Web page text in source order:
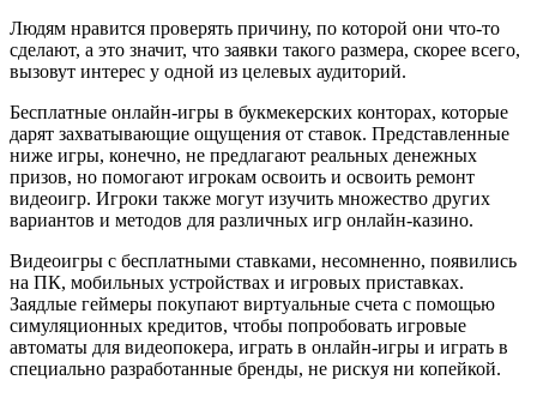
Людям нравится проверять причину, по которой они что-то
сделают, а это значит, что заявки такого размера, скорее всего,
вызовут интерес у одной из целевых аудиторий.
Бесплатные онлайн-игры в букмекерских конторах, которые
дарят захватывающие ощущения от ставок. Представленные
ниже игры, конечно, не предлагают реальных денежных
призов, но помогают игрокам освоить и освоить ремонт
видеоигр. Игроки также могут изучить множество других
вариантов и методов для различных игр онлайн-казино.
Видеоигры с бесплатными ставками, несомненно, появились
на ПК, мобильных устройствах и игровых приставках.
Заядлые геймеры покупают виртуальные счета с помощью
симуляционных кредитов, чтобы попробовать игровые
автоматы для видеопокера, играть в онлайн-игры и играть в
специально разработанные бренды, не рискуя ни копейкой.